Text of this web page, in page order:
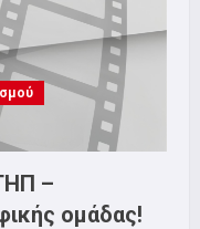
–
ομάδας!